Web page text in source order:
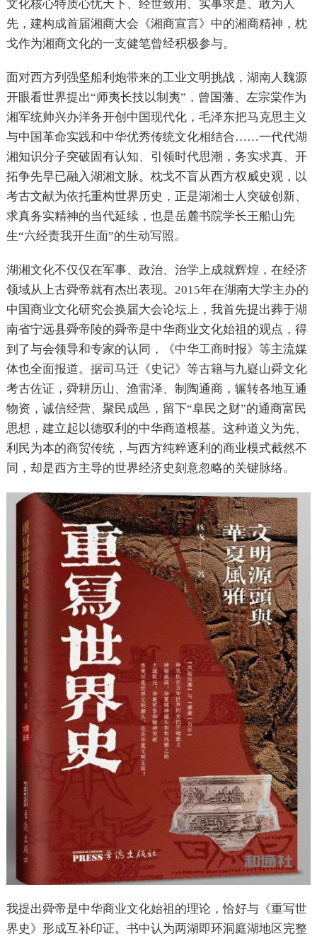
文化核心特质心忧天下、经世致用、实事求是、敢为人
先，建构成首届湘商大会《湘商宣言》中的湘商精神，枕
戈作为湘商文化的一支健笔曾经积极参与。
面对西方列强坚船利炮带来的工业文明挑战，湖南人魏源
开眼看世界提出“师夷长技以制夷”，曾国藩、左宗棠作为
湘军统帅兴办洋务开创中国现代化，毛泽东把马克思主义
与中国革命实践和中华优秀传统文化相结合……一代代湖
湘知识分子突破固有认知、引领时代思潮，务实求真、开
拓争先早已融入湖湘文脉。枕戈不盲从西方权威史观，以
考古文献为依托重构世界历史，正是湖湘士人突破创新、
求真务实精神的当代延续，也是岳麓书院学长王船山先
生“六经责我开生面”的生动写照。
湖湘文化不仅仅在军事、政治、治学上成就辉煌，在经济
领域从上古舜帝就有杰出表现。2015年在湖南大学主办的
中国商业文化研究会换届大会论坛上，我首先提出葬于湖
南省宁远县舜帝陵的舜帝是中华商业文化始祖的观点，得
到了与会领导和专家的认同，《中华工商时报》等主流媒
体也全面报道。据司马迁《史记》 等古籍与九嶷山舜文化
考古佐证，舜耕历山、渔雷泽、制陶通商，辗转各地互通
物资，诚信经营、聚民成邑，留下“阜民之财”的通商富民
思想，建立起以德驭利的中华商道根基。这种道义为先、
利民为本的商贸传统，与西方纯粹逐利的商业模式截然不
同，却是西方主导的世界经济史刻意忽略的关键脉络。
我提出舜帝是中华商业文化始祖的理论，恰好与《重写世
界史》形成互补印证。书中认为两湖即环洞庭湖地区完整